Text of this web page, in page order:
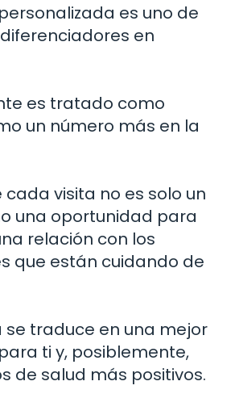
es uno de
en
es tratado como
un número más en la
visita no es solo un
una oportunidad para
relación con los
que están cuidando de
se traduce en una mejor
ti y, posiblemente,
de salud más positivos.